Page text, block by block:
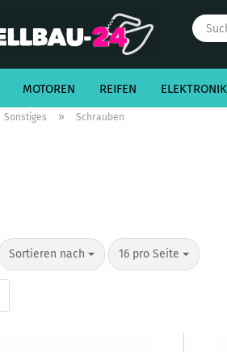
MOTOREN REIFEN ELEKTRONIK
Sonstiges » Schrauben
Sortieren nach
Sortieren nach 16 pro Seite
pro Seite